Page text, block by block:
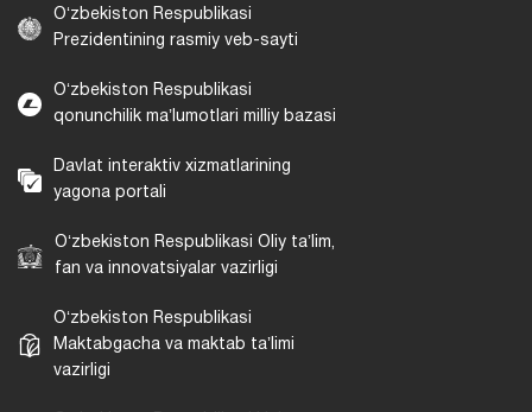
Oʻzbekiston Respublikasi
Prezidentining rasmiy veb-sayti
Oʻzbekiston Respublikasi
qonunchilik maʼlumotlari milliy bazasi
Davlat interaktiv xizmatlarining
yagona portali
Oʻzbekiston Respublikasi Oliy taʼlim,
fan va innovatsiyalar vazirligi
Oʻzbekiston Respublikasi
Maktabgacha va maktab taʼlimi
vazirligi